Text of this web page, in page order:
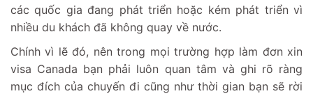
các quốc gia đang phát triển hoặc kém phát triển vì
nhiều du khách đã không quay về nước.
Chính vì lẽ đó, nên trong mọi trường hợp làm đơn xin
visa Canada bạn phải luôn quan tâm và ghi rõ ràng
mục đích của chuyến đi cũng như thời gian bạn sẽ rời